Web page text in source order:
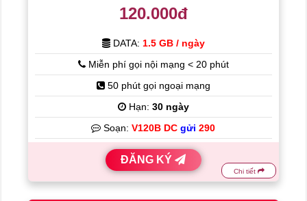
120.000đ
DATA: 1.5 GB / ngày
Miễn phí gọi nội mạng < 20 phút
50 phút gọi ngoại mạng
Hạn: 30 ngày
Soạn:V120B DCgửi 290
ĐĂNG KÝ
Chi tiết